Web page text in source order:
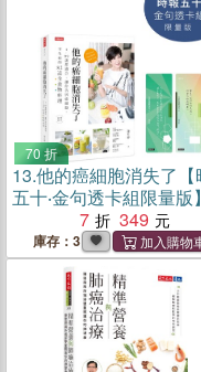
70 折
13.他的癌細胞消失了【
五十‧金句透卡組限量版】
7
349
庫存：3